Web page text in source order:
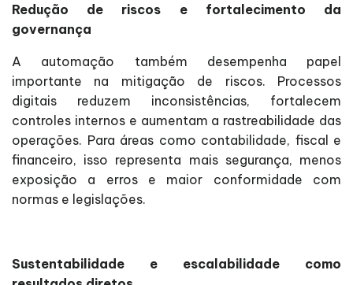
Redução de riscos e fortalecimento da
governança
A automação também desempenha papel
importante na mitigação de riscos. Processos
digitais reduzem inconsistências, fortalecem
controles internos e aumentam a rastreabilidade das
operações. Para áreas como contabilidade, fiscal e
financeiro, isso representa mais segurança, menos
exposição a erros e maior conformidade com
normas e legislações.
Sustentabilidade e escalabilidade como